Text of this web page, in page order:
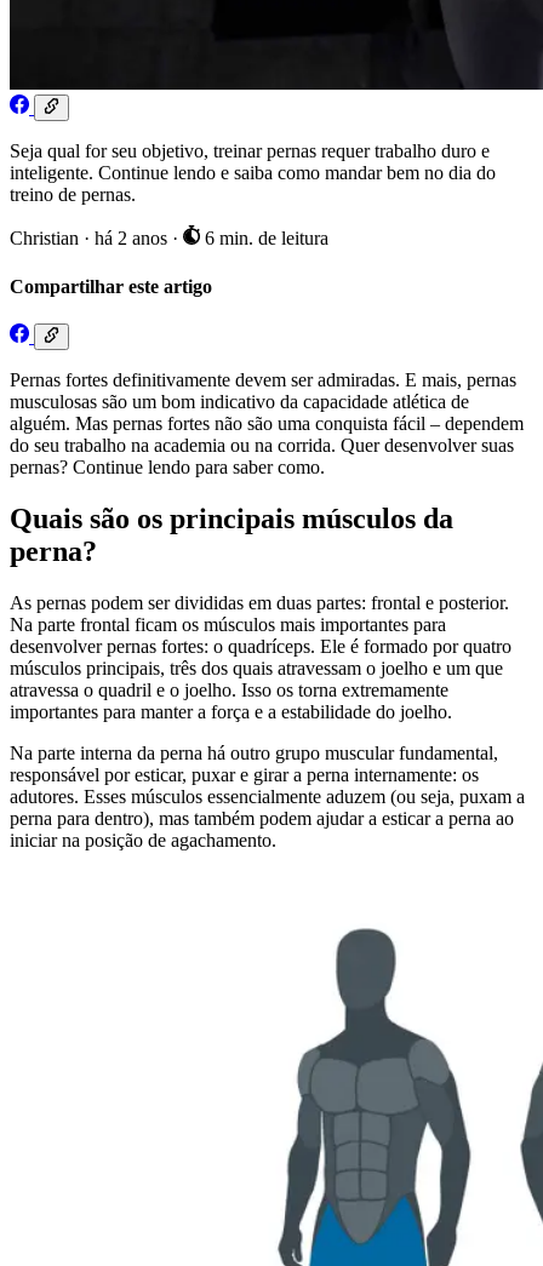
Seja qual for seu objetivo, treinar pernas requer trabalho duro e
inteligente. Continue lendo e saiba como mandar bem no dia do
treino de pernas.
Christian · há 2 anos · 6 min. de leitura
Compartilhar este artigo
Pernas fortes definitivamente devem ser admiradas. E mais, pernas
musculosas são um bom indicativo da capacidade atlética de
alguém. Mas pernas fortes não são uma conquista fácil – dependem
do seu trabalho na academia ou na corrida. Quer desenvolver suas
pernas? Continue lendo para saber como.
Quais são os principais músculos da
perna?
As pernas podem ser divididas em duas partes: frontal e posterior.
Na parte frontal ficam os músculos mais importantes para
desenvolver pernas fortes: o quadríceps. Ele é formado por quatro
músculos principais, três dos quais atravessam o joelho e um que
atravessa o quadril e o joelho. Isso os torna extremamente
importantes para manter a força e a estabilidade do joelho.
Na parte interna da perna há outro grupo muscular fundamental,
responsável por esticar, puxar e girar a perna internamente: os
adutores. Esses músculos essencialmente aduzem (ou seja, puxam a
perna para dentro), mas também podem ajudar a esticar a perna ao
iniciar na posição de agachamento.